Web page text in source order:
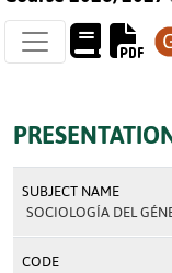
SUBJECT NAME
SOCIOLOGÍA DEL
CODE